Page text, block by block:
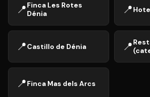
📍Finca Les Rotes
Dénia
📍
📍Castillo de Dénia 📍
📍Finca Mas dels Arcs